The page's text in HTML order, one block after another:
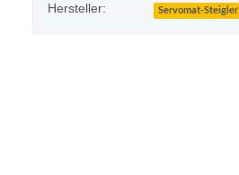
Hersteller: Servomat-Steigler